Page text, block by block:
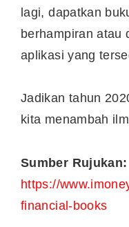
lagi, dapatkan
berhampiran atau
aplikasi yang
Jadikan tahun
kita menambah
Sumber Rujukan:
https://
financial-books